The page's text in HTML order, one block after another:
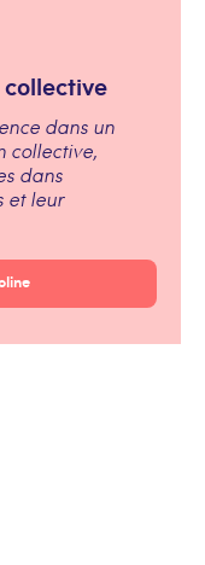
dans un
collective,
dans
et leur